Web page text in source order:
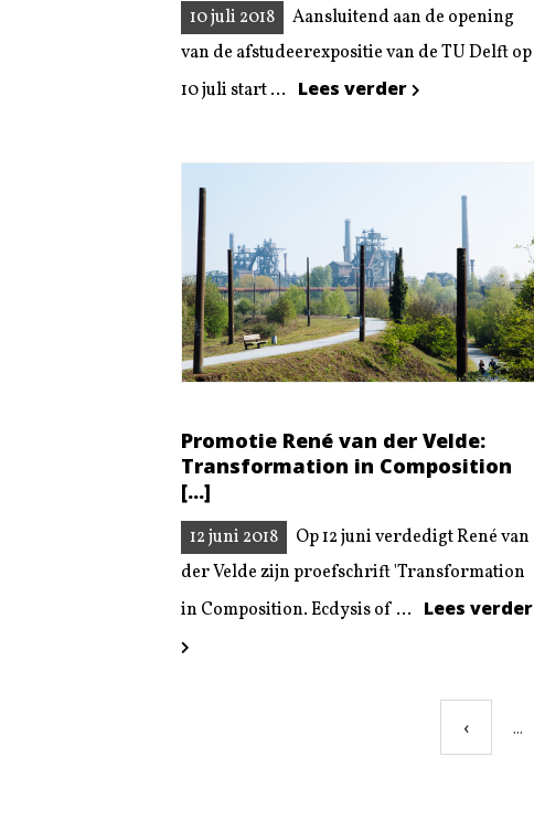
10 juli 2018
Aansluitend aan de opening
van de afstudeerexpositie van de TU Delft op
10 juli start ... Lees verder
Promotie René van der Velde:
Transformation in Composition
[...]
12 juni 2018
Op 12 juni verdedigt René van
der Velde zijn proefschrift 'Transformation
in Composition. Ecdysis of ... Lees verder
‹ ...